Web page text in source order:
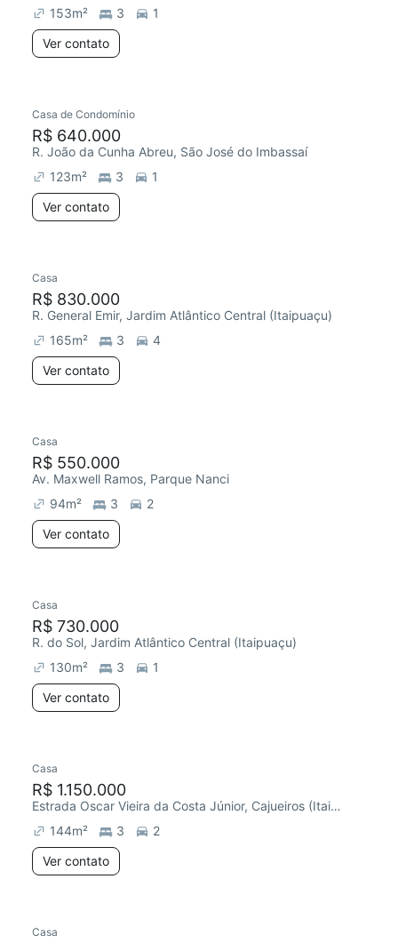
153m² 3
1
Ver contato
Casa de Condomínio
R$ 640.000
R. João da Cunha Abreu, São José do Imbassaí
123m² 3
1
Ver contato
Casa
R$ 830.000
R. General Emir, Jardim Atlântico Central (Itaipuaçu)
165m² 3
4
Ver contato
Casa
R$ 550.000
Av. Maxwell Ramos, Parque Nanci
94m² 3
2
Ver contato
Casa
R$ 730.000
R. do Sol, Jardim Atlântico Central (Itaipuaçu)
130m² 3
1
Ver contato
Casa
R$ 1.150.000
Estrada Oscar Vieira da Costa Júnior, Cajueiros (Itaipuaçu)
144m² 3
2
Ver contato
Casa